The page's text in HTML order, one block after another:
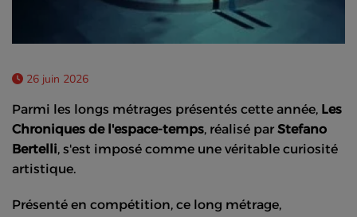
26 juin 2026
Parmi les longs métrages présentés cette année, Les
Chroniques de l'espace-temps, réalisé par Stefano
Bertelli, s'est imposé comme une véritable curiosité
artistique.
Présenté en compétition, ce long métrage,